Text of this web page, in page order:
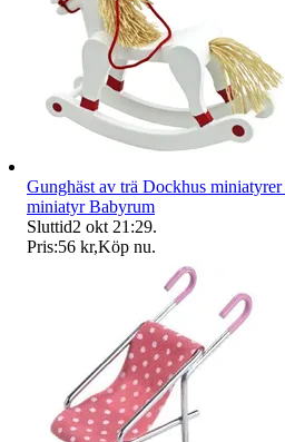
Gunghäst av trä Dockhus
miniatyr Babyrum
Sluttid2 okt 21:29.
Pris:56 kr,Köp nu.